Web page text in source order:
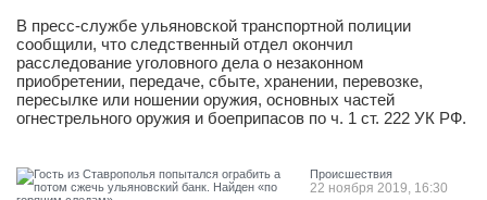
В пресс-службе ульяновской транспортной полиции
сообщили, что следственный отдел окончил
расследование уголовного дела о незаконном
приобретении, передаче, сбыте, хранении, перевозке,
пересылке или ношении оружия, основных частей
огнестрельного оружия и боеприпасов по ч. 1 ст. 222 УК РФ.
Проиcшествия
22 ноября 2019, 16:30